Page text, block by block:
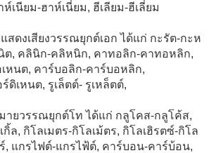
เนียม-ฮาห์เนี่ยม, ฮีเลียม-ฮีเลี่ยม
สดงเสียงวรรณยุกต์เอก ได้แก่ กะรัต-กะห
ต, คลินิก-คลิหนิก, คาทอลิก-คาทอหลิก,
หนต, คาร์บอลิก-คาร์บอหลิก,
ดิเหนต, รูเล็ตต์- รูเหล็ตต์,
ายวรรณยุกต์โท ได้แก่ กลูโคส-กลูโค้ส,
กิ้ล, กิโลเมตร-กิโลเม้ตร, กิโลเฮิรตซ์-กิโล
, แกรไฟต์-แกรไฟ้ต์, คาร์บอน-คาร์บ้อน,